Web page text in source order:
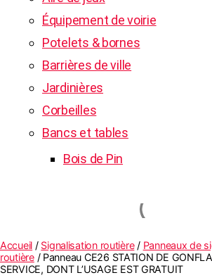
Équipement de voirie
Potelets & bornes
Barrières de ville
Jardinières
Corbeilles
Bancs et tables
Bois de Pin
Accueil / Signalisation routière/ Panneaux de
routière/ Panneau CE26 STATION DE
SERVICE, DONT L’USAGE EST GRATUIT